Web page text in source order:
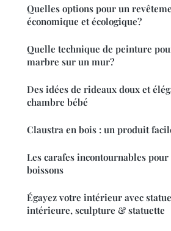
Quelles options pour un
économique et écologique?
Quelle technique de peinture
marbre sur un mur?
Des idées de rideaux doux et
chambre bébé
Claustra en bois : un produit
Les carafes incontournables
boissons
Égayez votre intérieur avec
intérieure, sculpture & statuette